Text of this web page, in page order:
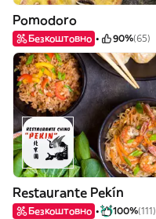
Pomodoro
Безкоштовно 90%(65)
Restaurante Pekín
Безкоштовно 100%(111)